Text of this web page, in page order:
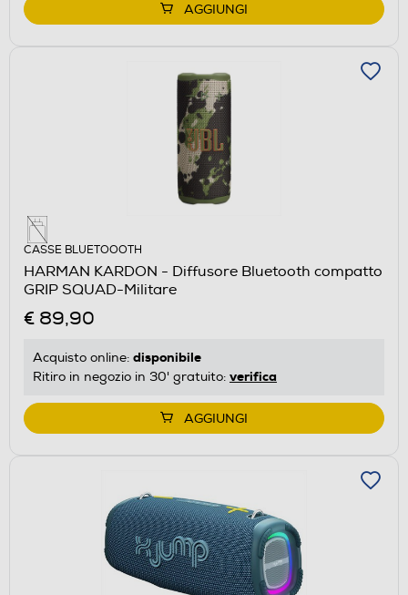
AGGIUNGI
CASSE BLUETOOOTH
HARMAN KARDON - Diffusore Bluetooth compatto
GRIP SQUAD-Militare
€ 89,90
Acquisto online: disponibile
Ritiro in negozio in 30' gratuito: verifica
AGGIUNGI